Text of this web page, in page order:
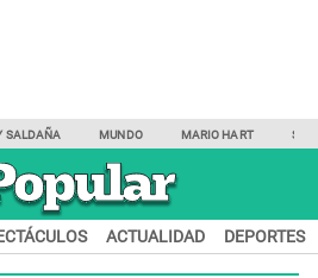
SALDAÑA MUNDO MARIO HART
ACTUALIDAD DEPORTES